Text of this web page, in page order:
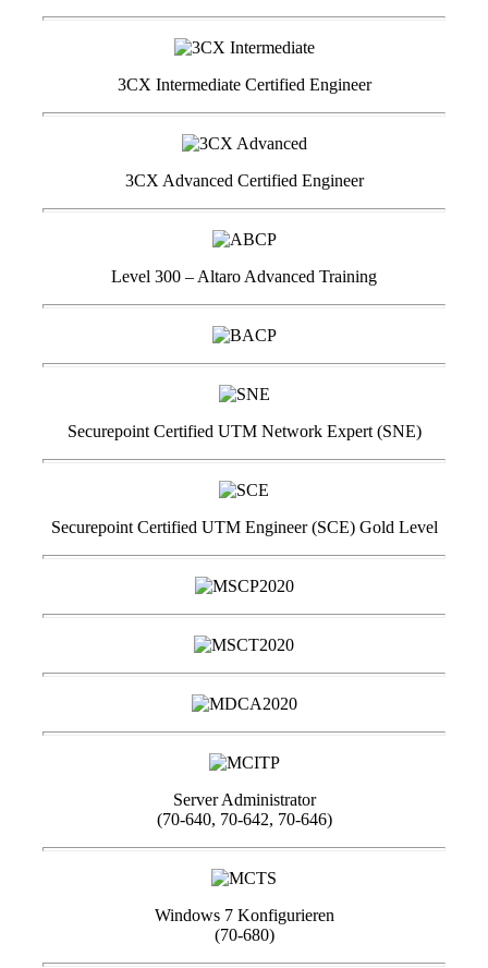
3CX Intermediate Certified Engineer
3CX Advanced Certified Engineer
Level 300 – Altaro Advanced Training
Securepoint Certified UTM Network Expert (SNE)
Securepoint Certified UTM Engineer (SCE) Gold Level
Server Administrator
(70-640, 70-642, 70-646)
Windows 7 Konfigurieren
(70-680)